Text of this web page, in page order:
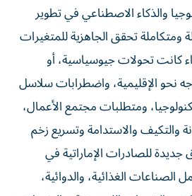
والذكاء الاصطناعي في تطوير
ومتكاملة تحقق الجاهزية للمتغيرات
كانت تحولات جيوسياسية، أو
نحو الإقليمية، واضطرابات سلاسل
ومتطلبات مجتمع الأعمال،
والتكيف والاستدامة وتسريع زخم
جديدة للصادرات الإماراتية في
الغذائية، والدوائية،